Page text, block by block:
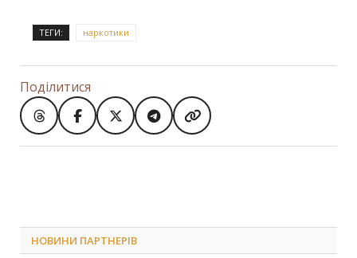
ТЕГИ: наркотики
Поділитися
НОВИНИ ПАРТНЕРІВ